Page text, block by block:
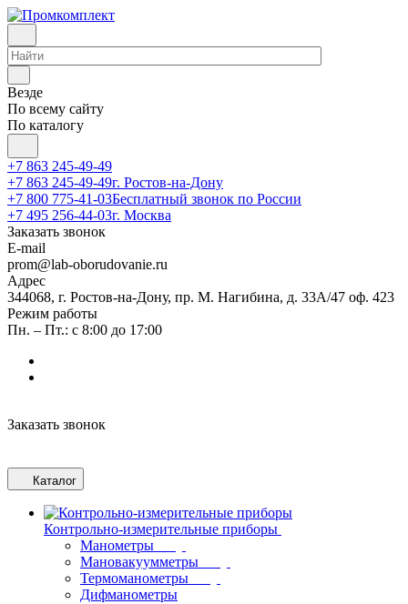
Везде
По всему сайту
По каталогу
+7 863 245-49-49
+7 863 245-49-49г. Ростов-на-Дону
+7 800 775-41-03Бесплатный звонок по России
+7 495 256-44-03г. Москва
Заказать звонок
E-mail
prom@lab-oborudovanie.ru
Адрес
344068, г. Ростов-на-Дону, пр. М. Нагибина, д. 33А/47 оф. 423
Режим работы
Пн. – Пт.: с 8:00 до 17:00
Заказать звонок
Каталог
Контрольно-измерительные приборы
Манометры
Мановакуумметры
Термоманометры
Дифманометры